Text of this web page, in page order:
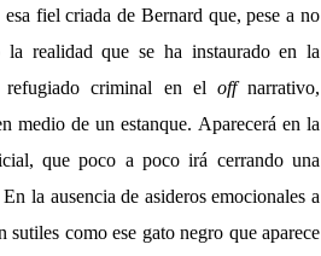
fiel criada de Bernard que, pese a no
realidad que se ha instaurado en la
criminal en el offnarrativo,
medio de un estanque. Aparecerá en la
que poco a poco irá cerrando una
la ausencia de asideros emocionales a
sutiles como ese gato negro que aparece